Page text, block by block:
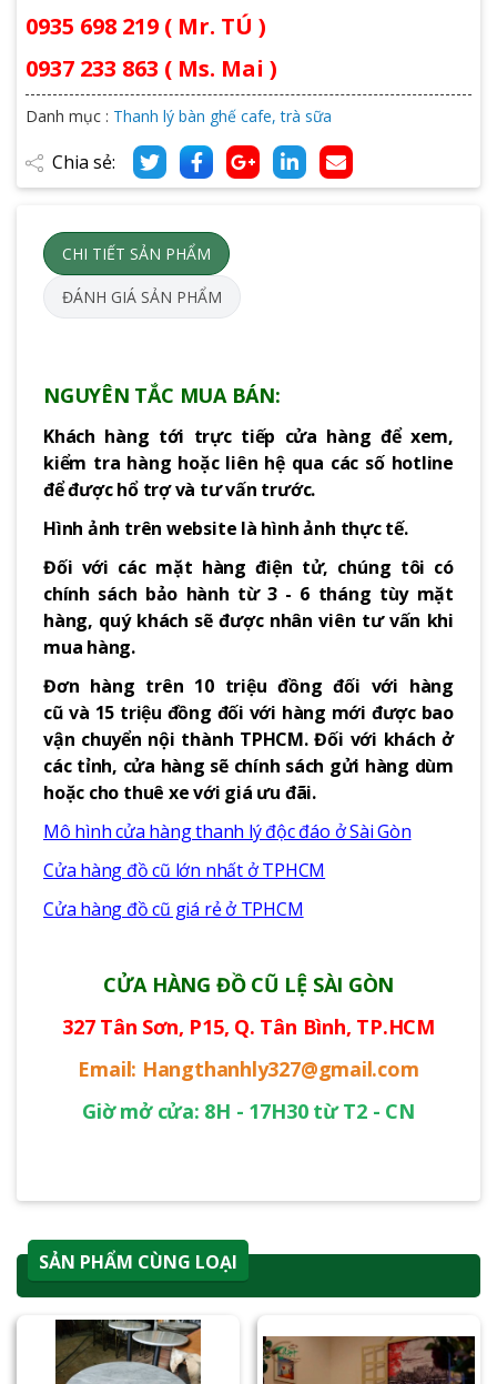
0935 698 219 ( Mr. TÚ )
0937 233 863 ( Ms. Mai )
Danh mục : Thanh lý bàn ghế cafe, trà sữa
Chia sẻ:
CHI TIẾT SẢN PHẨM
ĐÁNH GIÁ SẢN PHẨM
NGUYÊN TẮC MUA BÁN:
Khách hàng tới trực tiếp cửa hàng để xem,
kiểm tra hàng hoặc liên hệ qua các số hotline
để được hổ trợ và tư vấn trước.
Hình ảnh trên website là hình ảnh thực tế.
Đối với các mặt hàng điện tử, chúng tôi có
chính sách bảo hành từ 3 - 6 tháng tùy mặt
hàng, quý khách sẽ được nhân viên tư vấn khi
mua hàng.
Đơn hàng trên 10 triệu đồng đối với hàng
cũ và 15 triệu đồng đối với hàng mới được bao
vận chuyển nội thành TPHCM. Đối với khách ở
các tỉnh, cửa hàng sẽ chính sách gửi hàng dùm
hoặc cho thuê xe với giá ưu đãi.
Mô hình cửa hàng thanh lý độc đáo ở Sài Gòn
Cửa hàng đồ cũ lớn nhất ở TPHCM
Cửa hàng đồ cũ giá rẻ ở TPHCM
CỬA HÀNG ĐỒ CŨ LỆ SÀI GÒN
327 Tân Sơn, P15, Q. Tân Bình, TP.HCM
Email: Hangthanhly327@gmail.com
Giờ mở cửa: 8H - 17H30 từ T2 - CN
SẢN PHẨM CÙNG LOẠI